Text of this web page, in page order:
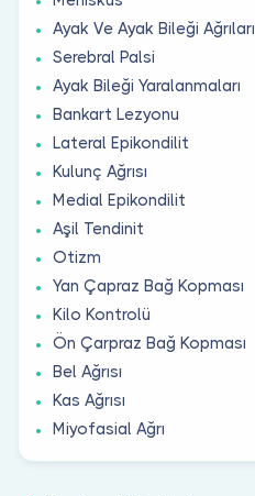
Ayak Ve Ayak Bileği Ağrıları
Serebral Palsi
Ayak Bileği Yaralanmaları
Bankart Lezyonu
Lateral Epikondilit
Kulunç Ağrısı
Medial Epikondilit
Aşil Tendinit
Otizm
Yan Çapraz Bağ Kopması
Kilo Kontrolü
Ön Çarpraz Bağ Kopması
Bel Ağrısı
Kas Ağrısı
Miyofasial Ağrı